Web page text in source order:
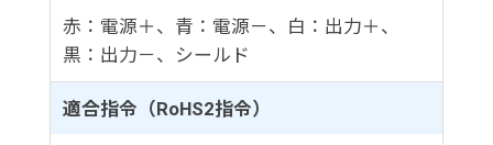
赤：電源＋、青：電源－、白：出力＋、
黒：出力－、シールド
適合指令（RoHS2指令）